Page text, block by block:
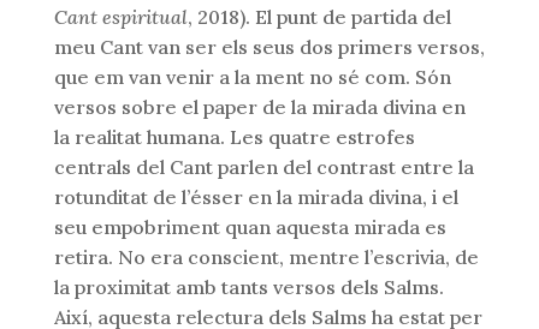
Cant espiritual, 2018). El punt de partida del
meu Cant van ser els seus dos primers versos,
que em van venir a la ment no sé com. Són
versos sobre el paper de la mirada divina en
la realitat humana. Les quatre estrofes
centrals del Cant parlen del contrast entre la
rotunditat de l’ésser en la mirada divina, i el
seu empobriment quan aquesta mirada es
retira. No era conscient, mentre l’escrivia, de
la proximitat amb tants versos dels Salms.
Així, aquesta relectura dels Salms ha estat per